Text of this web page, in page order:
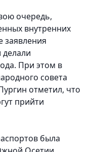
очередь,
внутренних
заявления
делали
При этом в
совета
отметил, что
прийти
была